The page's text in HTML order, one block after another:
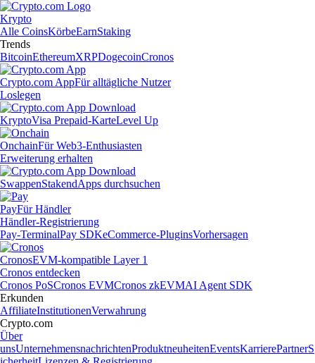
Krypto
Alle CoinsKörbeEarnStaking
Trends
BitcoinEthereumXRPDogecoinCronos
Crypto.com AppFür alltägliche Nutzer
Loslegen
KryptoVisa Prepaid-KarteLevel Up
OnchainFür Web3-Enthusiasten
Erweiterung erhalten
SwappenStakendApps durchsuchen
PayFür Händler
Händler-Registrierung
Pay-TerminalPay SDKeCommerce-PluginsVorhersagen
CronosEVM-kompatible Layer 1
Cronos entdecken
Cronos PoSCronos EVMCronos zkEVMAI Agent SDK
Erkunden
AffiliateInstitutionenVerwahrung
Crypto.com
Über
unsUnternehmensnachrichtenProduktneuheitenEventsKarrierePartnerS